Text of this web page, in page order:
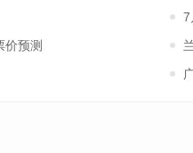
价预测
7